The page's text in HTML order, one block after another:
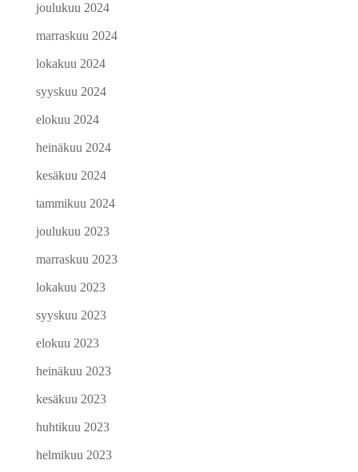
joulukuu 2024
marraskuu 2024
lokakuu 2024
syyskuu 2024
elokuu 2024
heinäkuu 2024
kesäkuu 2024
tammikuu 2024
joulukuu 2023
marraskuu 2023
lokakuu 2023
syyskuu 2023
elokuu 2023
heinäkuu 2023
kesäkuu 2023
huhtikuu 2023
helmikuu 2023